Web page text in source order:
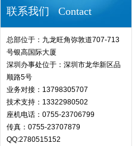
联系我们 Contact
总部位于：九龙旺角弥敦道707-713
号银高国际大厦
深圳办事处位于：深圳市龙华新区品
顺路5号
业务对接：13798305707
技术支持：13322980502
座机电话：0755-23706799
传真：0755-23707879
QQ:2780515152